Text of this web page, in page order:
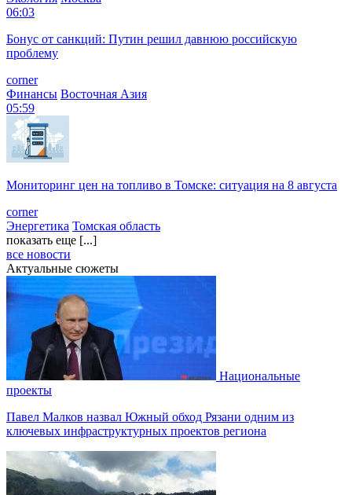
06:03
Бонус от санкций: Путин решил давнюю российскую
проблему
corner
Финансы Восточная Азия
05:59
Мониторинг цен на топливо в Томске: ситуация на 8 августа
corner
Энергетика Томская область
показать еще [...]
все новости
Актуальные сюжеты
Национальные
проекты
Павел Малков назвал Южный обход Рязани одним из
ключевых инфраструктурных проектов региона